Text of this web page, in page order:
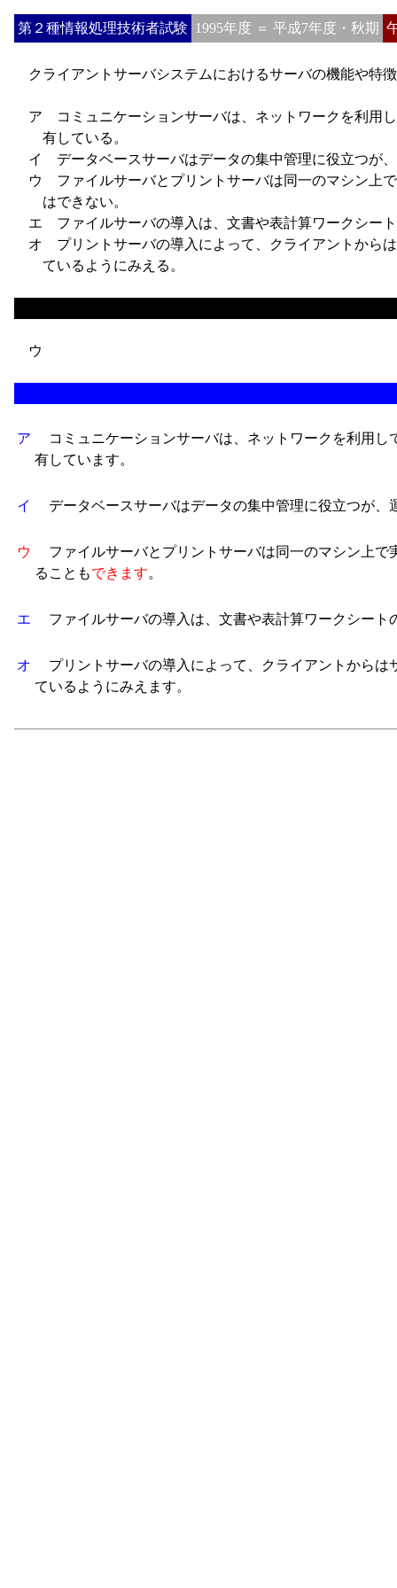
第２種情報処理技術者試験 1995年度 ＝ 平成7年度・秋期
クライアントサーバシステムにおけるサーバの機能や特
ア コミュニケーションサーバは、ネットワークを利用
有している。
イ
データベースサーバはデータの集中管理に役立つが
ウ
ファイルサーバとプリントサーバは同一のマシン上
はできない。
エ ファイルサーバの導入は、文書や表計算ワークシー
オ プリントサーバの導入によって、クライアントから
ているようにみえる。
ウ
ア
コミュニケーションサーバは、ネットワークを利用し
有しています。
イ データベースサーバはデータの集中管理に役立つが、
ウ
ファイルサーバとプリントサーバは同一のマシン上で
ることもできます。
エ ファイルサーバの導入は、文書や表計算ワークシート
オ
プリントサーバの導入によって、クライアントからは
ているようにみえます。